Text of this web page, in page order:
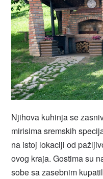
Njihova kuhinja se
mirisima sremskih
na istoj lokaciji od
ovog kraja. Gostima su
sobe sa zasebnim